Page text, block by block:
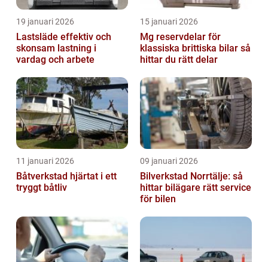
19 januari 2026
Lastsläde effektiv och
skonsam lastning i
vardag och arbete
15 januari 2026
Mg reservdelar för
klassiska brittiska bilar så
hittar du rätt delar
11 januari 2026
Båtverkstad hjärtat i ett
tryggt båtliv
09 januari 2026
Bilverkstad Norrtälje: så
hittar bilägare rätt service
för bilen